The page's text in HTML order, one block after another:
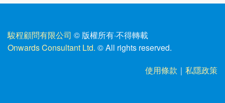
駿程顧問有限公司 © 版權所有·不得轉載
Onwards Consultant Ltd. © All rights reserved.
使用條款 ｜ 私隱政策